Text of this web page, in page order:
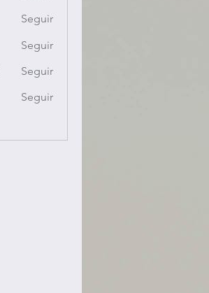
Seguir
Seguir
Seguir
Seguir